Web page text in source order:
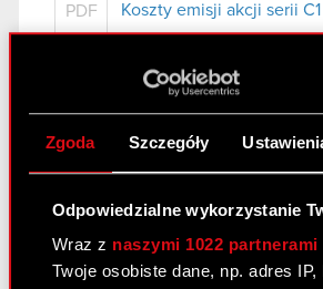
Zgoda Szczegóły
Odpowiedzialne wykorzystanie
Wraz z naszymi 1022 partnerami
Twoje osobiste dane, np. adres
PDF Koszty emisji akcji serii C1
14 marca 2008 0:00
Wniosek do Zakładu
Społecznych o
za miesiąc luty 2008 r.